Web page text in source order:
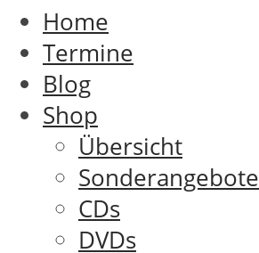
Home
Termine
Blog
Shop
Übersicht
Sonderangebote
CDs
DVDs